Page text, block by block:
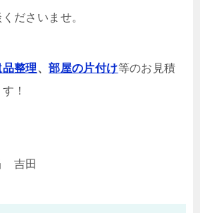
ださいませ。
品整理、部屋の片付け等のお見積
！
吉田